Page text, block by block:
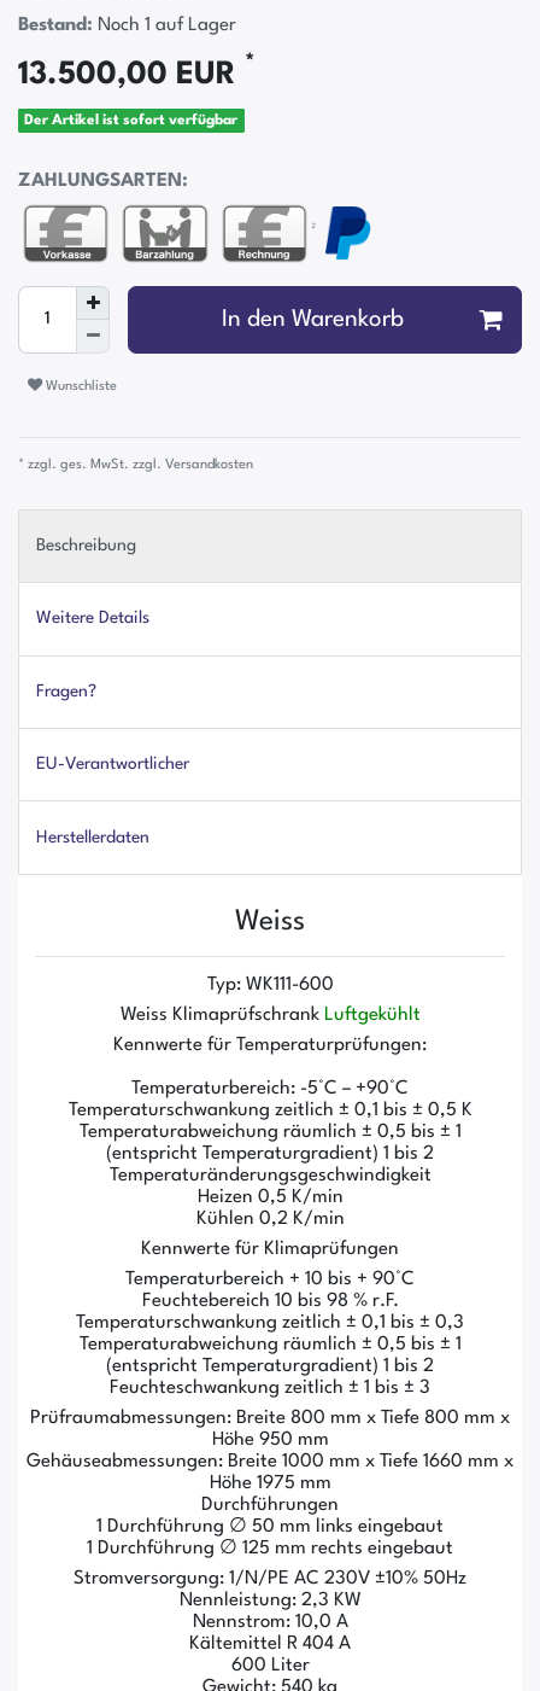
Bestand: Noch 1 auf Lager
13.500,00 EUR *
Der Artikel ist sofort verfügbar
ZAHLUNGSARTEN:
²
In den Warenkorb
Wunschliste
* zzgl. ges. MwSt. zzgl. Versandkosten
Beschreibung
Weitere Details
Fragen?
EU-Verantwortlicher
Herstellerdaten
Weiss
Typ: WK111-600
Weiss Klimaprüfschrank Luftgekühlt
Kennwerte für Temperaturprüfungen:
Temperaturbereich: -5°C – +90°C
Temperaturschwankung zeitlich ± 0,1 bis ± 0,5 K
Temperaturabweichung räumlich ± 0,5 bis ± 1
(entspricht Temperaturgradient) 1 bis 2
Temperaturänderungsgeschwindigkeit
Heizen 0,5 K/min
Kühlen 0,2 K/min
Kennwerte für Klimaprüfungen
Temperaturbereich + 10 bis + 90°C
Feuchtebereich 10 bis 98 % r.F.
Temperaturschwankung zeitlich ± 0,1 bis ± 0,3
Temperaturabweichung räumlich ± 0,5 bis ± 1
(entspricht Temperaturgradient) 1 bis 2
Feuchteschwankung zeitlich ± 1 bis ± 3
Prüfraumabmessungen: Breite 800 mm x Tiefe 800 mm x
Höhe 950 mm
Gehäuseabmessungen: Breite 1000 mm x Tiefe 1660 mm x
Höhe 1975 mm
Durchführungen
1 Durchführung ∅ 50 mm links eingebaut
1 Durchführung ∅ 125 mm rechts eingebaut
Stromversorgung: 1/N/PE AC 230V ±10% 50Hz
Nennleistung: 2,3 KW
Nennstrom: 10,0 A
Kältemittel R 404 A
600 Liter
Gewicht: 540 kg